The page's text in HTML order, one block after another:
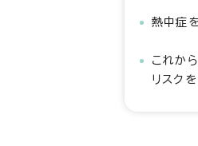
熱中症
これか
リスク